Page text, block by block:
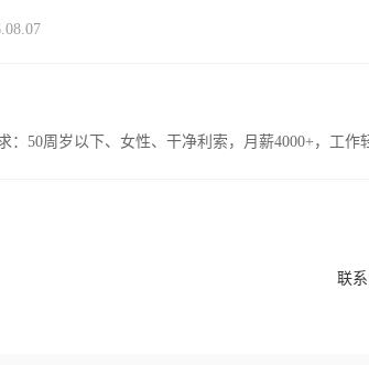
：50周岁以下、女性、干净利索，月薪4000+，工
联系